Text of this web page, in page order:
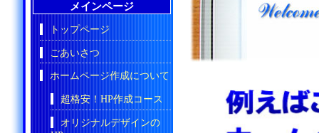
メインページ
トップページ
ごあいさつ
ホームページ作成について
超格安！HP作成コース
オリジナルデザインの